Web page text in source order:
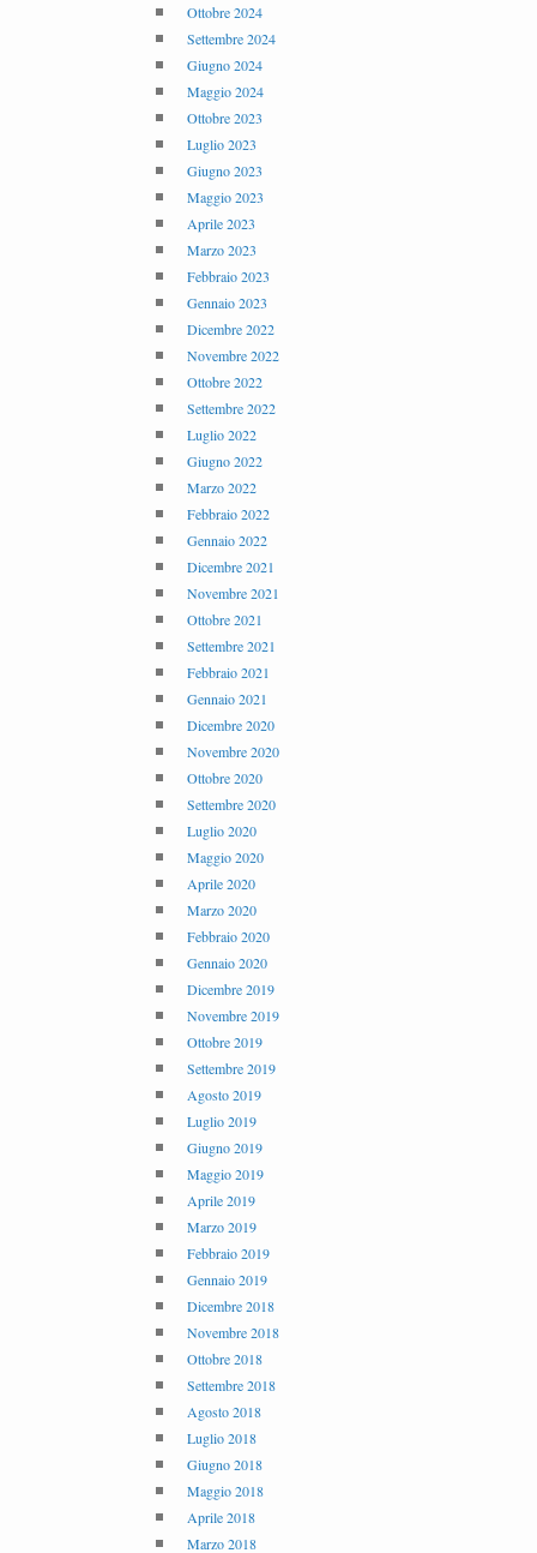
Ottobre 2024
Settembre 2024
Giugno 2024
Maggio 2024
Ottobre 2023
Luglio 2023
Giugno 2023
Maggio 2023
Aprile 2023
Marzo 2023
Febbraio 2023
Gennaio 2023
Dicembre 2022
Novembre 2022
Ottobre 2022
Settembre 2022
Luglio 2022
Giugno 2022
Marzo 2022
Febbraio 2022
Gennaio 2022
Dicembre 2021
Novembre 2021
Ottobre 2021
Settembre 2021
Febbraio 2021
Gennaio 2021
Dicembre 2020
Novembre 2020
Ottobre 2020
Settembre 2020
Luglio 2020
Maggio 2020
Aprile 2020
Marzo 2020
Febbraio 2020
Gennaio 2020
Dicembre 2019
Novembre 2019
Ottobre 2019
Settembre 2019
Agosto 2019
Luglio 2019
Giugno 2019
Maggio 2019
Aprile 2019
Marzo 2019
Febbraio 2019
Gennaio 2019
Dicembre 2018
Novembre 2018
Ottobre 2018
Settembre 2018
Agosto 2018
Luglio 2018
Giugno 2018
Maggio 2018
Aprile 2018
Marzo 2018